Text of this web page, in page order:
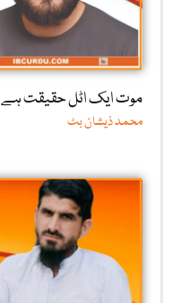
موت ایک اٹل حقیقت ہے
محمد ذیشان بٹ